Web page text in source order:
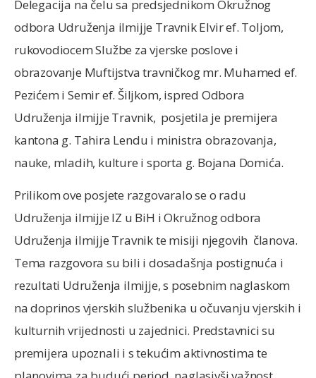
Delegacija na čelu sa predsjednikom Okružnog
odbora Udruženja ilmijje Travnik Elvir ef. Toljom,
rukovodiocem Službe za vjerske poslove i
obrazovanje Muftijstva travničkog mr. Muhamed ef.
Pezićem i Semir ef. Šiljkom, ispred Odbora
Udruženja ilmijje Travnik, posjetila je premijera
kantona g. Tahira Lendu i ministra obrazovanja,
nauke, mladih, kulture i sporta g. Bojana Domića.
Prilikom ove posjete razgovaralo se o radu
Udruženja ilmijje IZ u BiH i Okružnog odbora
Udruženja ilmijje Travnik te misiji njegovih članova.
Tema razgovora su bili i dosadašnja postignuća i
rezultati Udruženja ilmijje, s posebnim naglaskom
na doprinos vjerskih službenika u očuvanju vjerskih i
kulturnih vrijednosti u zajednici. Predstavnici su
premijera upoznali i s tekućim aktivnostima te